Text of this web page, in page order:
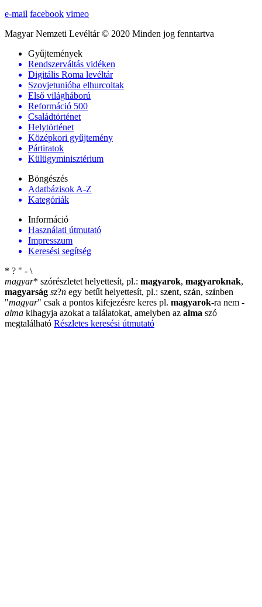
e-mail facebook vimeo
Magyar Nemzeti Levéltár © 2020 Minden jog fenntartva
Gyűjtemények
Rendszerváltás vidéken
Digitális Roma levéltár
Szovjetunióba elhurcoltak
Első világháború
Reformáció 500
Családtörténet
Helytörténet
Középkori gyűjtemény
Pártiratok
Külügyminisztérium
Böngészés
Adatbázisok A-Z
Kategóriák
Információ
Használati útmutató
Impresszum
Keresési segítség
* ? " - \
magyar* szórészletet helyettesít, pl.: magyarok, magyaroknak,
magyarság sz?n egy betűt helyettesít, pl.: szent, szán, színben
"magyar" csak a pontos kifejezésre keres pl. magyarok-ra nem -
alma kihagyja azokat a találatokat, amelyben az alma szó
megtalálható Részletes keresési útmutató